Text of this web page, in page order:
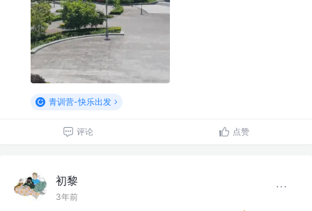
青训营-快乐出发
评论 点赞
初黎
3年前